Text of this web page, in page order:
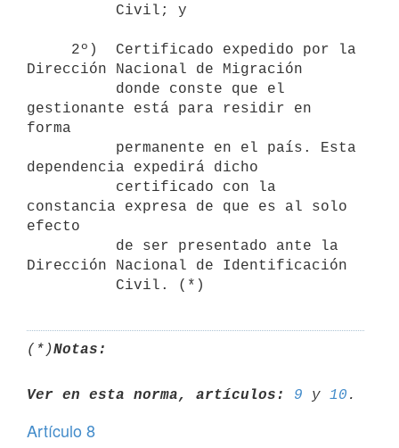
Dirección Nacional de Migración
gestionante está para residir en
forma
dependencia expedirá dicho
constancia expresa de que es al solo
efecto
Dirección Nacional de Identificación
(*)Notas:
Ver en esta norma, artículos: 9 y 10
Artículo 8